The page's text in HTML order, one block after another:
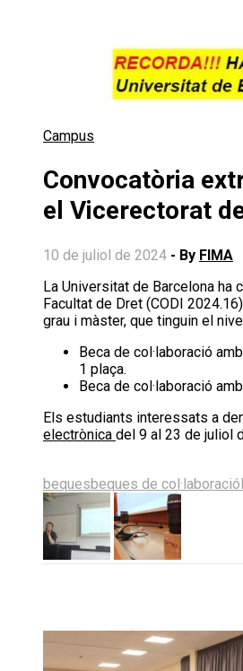
Campus
Convocatòria
el Vicerectorat
10 de juliol de 2024 - By FIMA
La Universitat de Barcelona ha convocat dues beques de col·laboració amb el Vicerectorat de Política Acadèmica i amb la
Facultat de Dret (CODI
grau i màster, que tinguin el
Beca de col·laboració
1 plaça.
Beca de col·laboració
Els estudiants interessats a
electrònica del 9 al 23 de juliol
on
X
(Twitter)
on
Facebook
on
LinkedIn
on
on
bequesbeques de col·laboració